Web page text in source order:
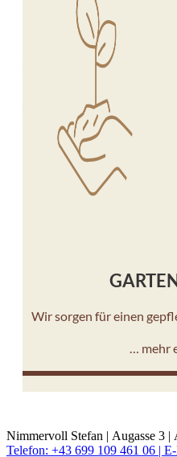
Wir sorgen für einen
… mehr
Nimmervoll Stefan | Augasse 3 |
Telefon: +43 699 109 461 06 |